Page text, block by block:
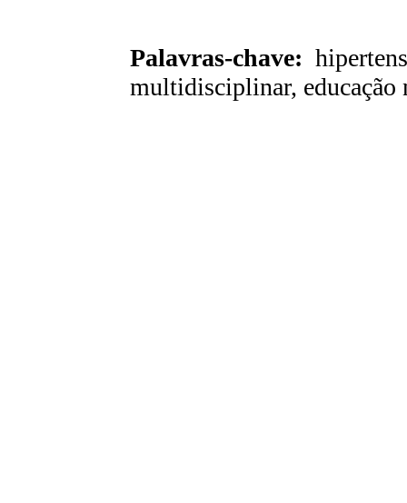
Palavras-chave:
multidisciplinar, educação